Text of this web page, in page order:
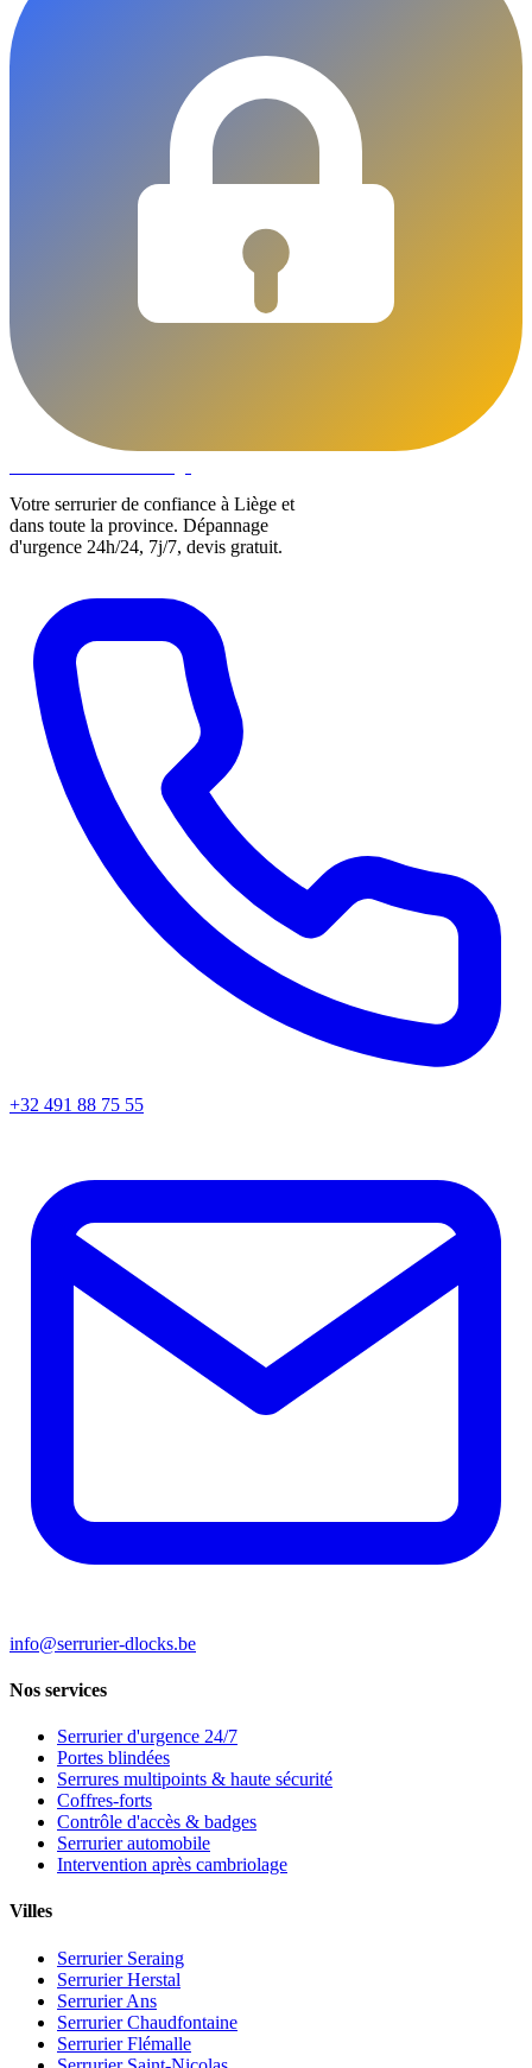
Votre serrurier de confiance à Liège et
dans toute la province. Dépannage
d'urgence 24h/24, 7j/7, devis gratuit.
+32 491 88 75 55
info@serrurier-dlocks.be
Nos services
Serrurier d'urgence 24/7
Portes blindées
Serrures multipoints & haute sécurité
Coffres-forts
Contrôle d'accès & badges
Serrurier automobile
Intervention après cambriolage
Villes
Serrurier Seraing
Serrurier Herstal
Serrurier Ans
Serrurier Chaudfontaine
Serrurier Flémalle